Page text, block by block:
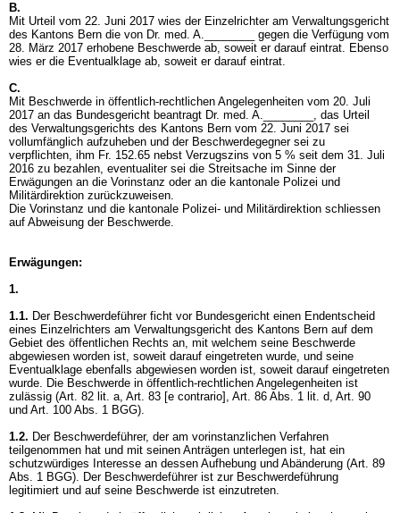
B.
Mit Urteil vom 22. Juni 2017 wies der Einzelrichter am Verwaltungsgericht
des Kantons Bern die von Dr. med. A.________ gegen die Verfügung vom
28. März 2017 erhobene Beschwerde ab, soweit er darauf eintrat. Ebenso
wies er die Eventualklage ab, soweit er darauf eintrat.
C.
Mit Beschwerde in öffentlich-rechtlichen Angelegenheiten vom 20. Juli
2017 an das Bundesgericht beantragt Dr. med. A.________, das Urteil
des Verwaltungsgerichts des Kantons Bern vom 22. Juni 2017 sei
vollumfänglich aufzuheben und der Beschwerdegegner sei zu
verpflichten, ihm Fr. 152.65 nebst Verzugszins von 5 % seit dem 31. Juli
2016 zu bezahlen, eventualiter sei die Streitsache im Sinne der
Erwägungen an die Vorinstanz oder an die kantonale Polizei und
Militärdirektion zurückzuweisen.
Die Vorinstanz und die kantonale Polizei- und Militärdirektion schliessen
auf Abweisung der Beschwerde.
Erwägungen:
1.
1.1. Der Beschwerdeführer ficht vor Bundesgericht einen Endentscheid
eines Einzelrichters am Verwaltungsgericht des Kantons Bern auf dem
Gebiet des öffentlichen Rechts an, mit welchem seine Beschwerde
abgewiesen worden ist, soweit darauf eingetreten wurde, und seine
Eventualklage ebenfalls abgewiesen worden ist, soweit darauf eingetreten
wurde. Die Beschwerde in öffentlich-rechtlichen Angelegenheiten ist
zulässig (Art. 82 lit. a, Art. 83 [e contrario], Art. 86 Abs. 1 lit. d, Art. 90
und Art. 100 Abs. 1 BGG).
1.2. Der Beschwerdeführer, der am vorinstanzlichen Verfahren
teilgenommen hat und mit seinen Anträgen unterlegen ist, hat ein
schutzwürdiges Interesse an dessen Aufhebung und Abänderung (Art. 89
Abs. 1 BGG). Der Beschwerdeführer ist zur Beschwerdeführung
legitimiert und auf seine Beschwerde ist einzutreten.